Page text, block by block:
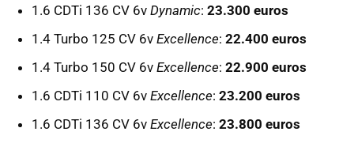
1.6 CDTi 136 CV 6v Dynamic: 23.300 euros
1.4 Turbo 125 CV 6v Excellence: 22.400 euros
1.4 Turbo 150 CV 6v Excellence: 22.900 euros
1.6 CDTi 110 CV 6v Excellence: 23.200 euros
1.6 CDTi 136 CV 6v Excellence: 23.800 euros